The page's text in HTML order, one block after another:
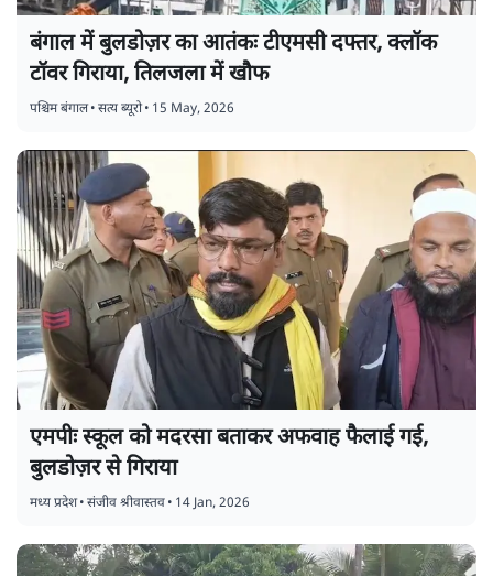
बंगाल में बुलडोज़र का आतंकः टीएमसी दफ्तर, क्लॉक
टॉवर गिराया, तिलजला में खौफ
पश्चिम बंगाल•सत्य ब्यूरो• 15 May, 2026
एमपीः स्कूल को मदरसा बताकर अफवाह फैलाई गई,
बुलडोज़र से गिराया
मध्य प्रदेश•संजीव श्रीवास्तव• 14 Jan, 2026